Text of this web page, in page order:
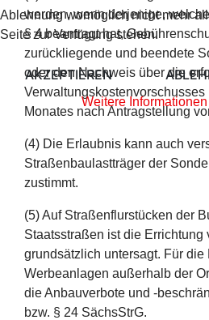
werden, wenn derjenige,
§ 4 beantragt hat,
zurückliegende und beendete
oder den Nachweis über die
Monates nach Antragstellung
(4) Die Erlaubnis kann auch
Straßenbaulastträger der
zustimmt.
(5) Auf Straßenflurstücken der
Staatsstraßen ist die Errichtung
grundsätzlich untersagt. Für die
Werbeanlagen außerhalb der
die Anbauverbote und -
bzw. § 24 SächsStrG.
Ablehnung womöglich nicht mehr
Seite zur Verfügung stehen.
AKZEPTIEREN
Weitere Informationen